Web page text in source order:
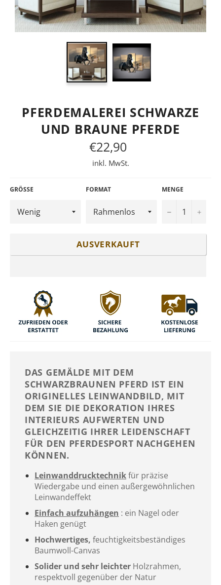
PFERDEMALEREI SCHWARZE
UND BRAUNE PFERDE
Normaler
Preis
€22,90
inkl. MwSt.
GRÖSSE FORMAT MENGE
− +
AUSVERKAUFT
DAS GEMÄLDE MIT DEM
SCHWARZBRAUNEN PFERD IST EIN
ORIGINELLES LEINWANDBILD, MIT
DEM SIE DIE DEKORATION IHRES
INTERIEURS AUFWERTEN UND
GLEICHZEITIG IHRER LEIDENSCHAFT
FÜR DEN PFERDESPORT NACHGEHEN
KÖNNEN.
Leinwanddrucktechnikfür präzise
Wiedergabe und einen außergewöhnlichen
Leinwandeffekt
Einfach aufzuhängen : ein Nagel oder
Haken genügt
Hochwertiges, feuchtigkeitsbeständiges
Baumwoll-Canvas
Solider und sehr leichter Holzrahmen,
respektvoll gegenüber der Natur